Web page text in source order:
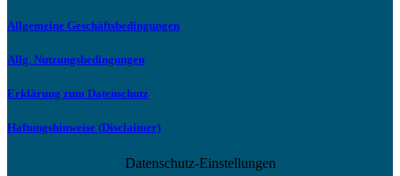
Allgemeine Geschäftsbedingungen
Allg. Nutzungsbedingungen
Erklärung zum Datenschutz
Haftungshinweise (Disclaimer)
Datenschutz-Einstellungen